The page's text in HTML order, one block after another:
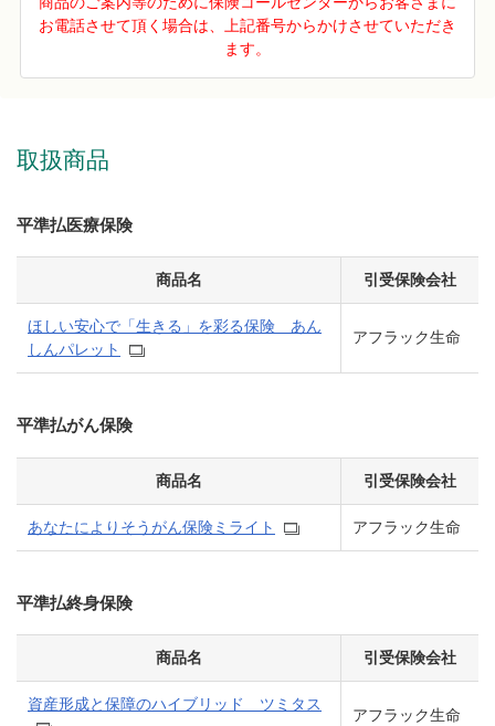
お電話させて頂く場合は、上記番号からかけさせていただき
ます。
取扱商品
平準払医療保険
商品名 引受保険会社
ほしい安心で「生きる」を彩る保険 あん
しんパレット
アフラック生命
平準払がん保険
商品名 引受保険会社
あなたによりそうがん保険ミライト アフラック生命
平準払終身保険
商品名 引受保険会社
資産形成と保障のハイブリッド ツミタス
アフラック生命